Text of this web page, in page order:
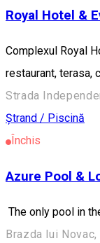
Royal Hotel &
Complexul Royal
restaurant, terasa,
Strada
Ștrand / Piscină
Închis
Azure Pool &
The only pool in
Brazda lui Novac,